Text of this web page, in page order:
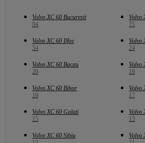
Volvo XC 60 Bucuresti
94
Volvo
75
Volvo XC 60 Ilfov
54
Volvo
24
Volvo XC 60 Bacau
20
Volvo
19
Volvo XC 60 Bihor
19
Volvo
17
Volvo XC 60 Galati
15
Volvo
13
Volvo XC 60 Sibiu
Volvo